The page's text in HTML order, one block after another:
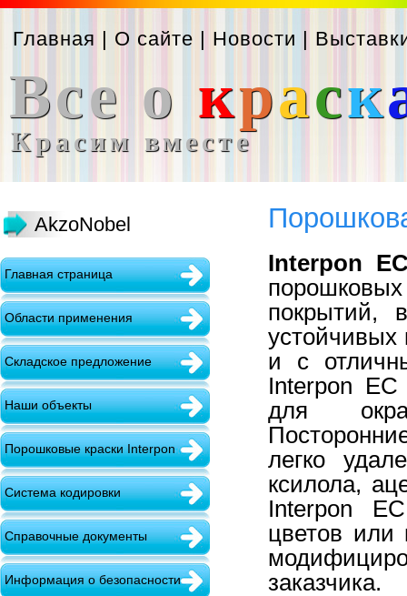
Главная | О сайте | Новости |
Все о краск
Красим вместе
AkzoNobel
Главная страница
Области применения
Складское предложение
Наши объекты
Порошковые краски Interpon
Система кодировки
Справочные документы
Информация о безопасности
Interpon
покрытий,
устойчивых
и с
Interpon ЕС
для
легко
ксилола,
Interpon
цветов или
заказчика.